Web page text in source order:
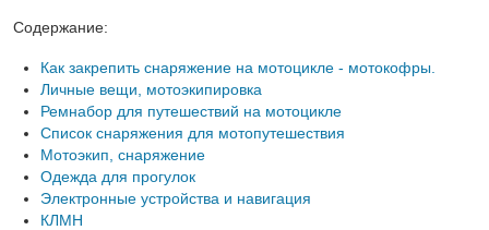
Содержание:
Как закрепить снаряжение на мотоцикле - мотокофры.
Личные вещи, мотоэкипировка
Ремнабор для путешествий на мотоцикле
Список снаряжения для мотопутешествия
Мотоэкип, снаряжение
Одежда для прогулок
Электронные устройства и навигация
КЛМН